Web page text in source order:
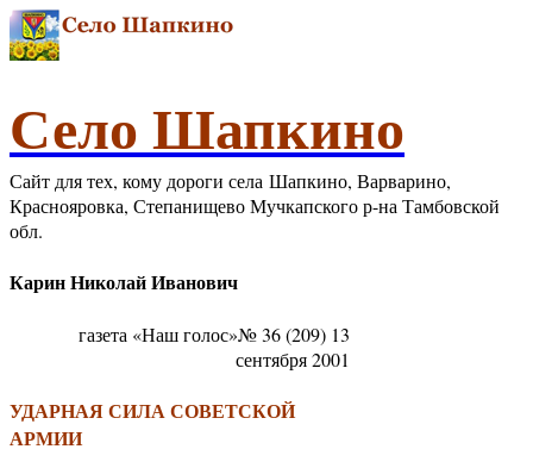
Село Шапкино
Сайт для тех, кому дороги села Шапкино, Варварино,
Краснояровка, Степанищево Мучкапского р-на Тамбовской
обл.
Карин Николай Иванович
газета «Наш голос»№ 36 (209) 13
сентября 2001
УДАРНАЯ СИЛА СОВЕТСКОЙ
АРМИИ